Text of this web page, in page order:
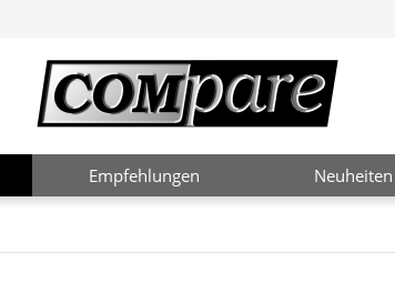
Empfehlungen Neuheiten